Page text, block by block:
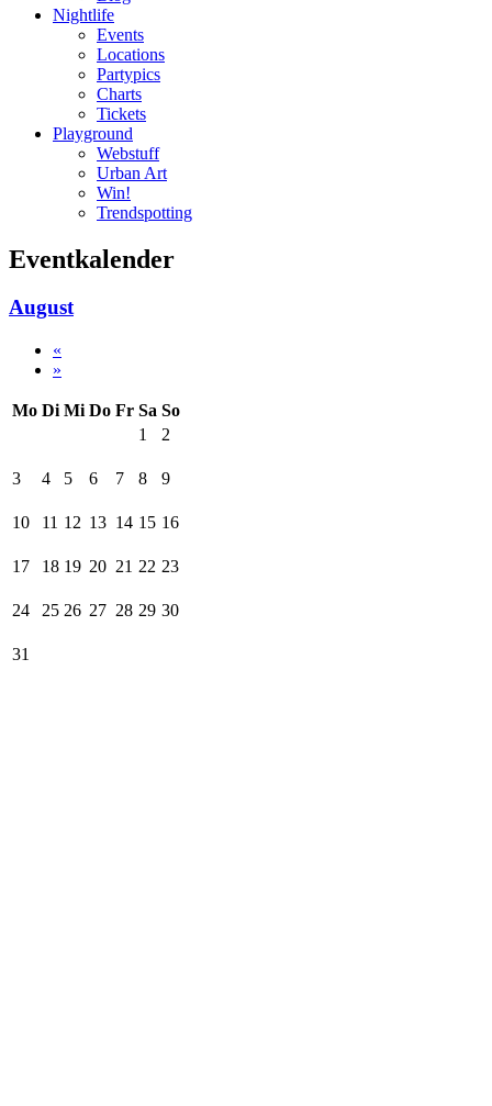
Nightlife
Events
Locations
Partypics
Charts
Tickets
Playground
Webstuff
Urban Art
Win!
Trendspotting
Eventkalender
August
«
»
Mo Di Mi Do Fr Sa So
1
2
3 4 5 6 7 8 9
10 11 12 13 14 15 16
17 18 19 20 21 22 23
24 25 26 27 28 29 30
31